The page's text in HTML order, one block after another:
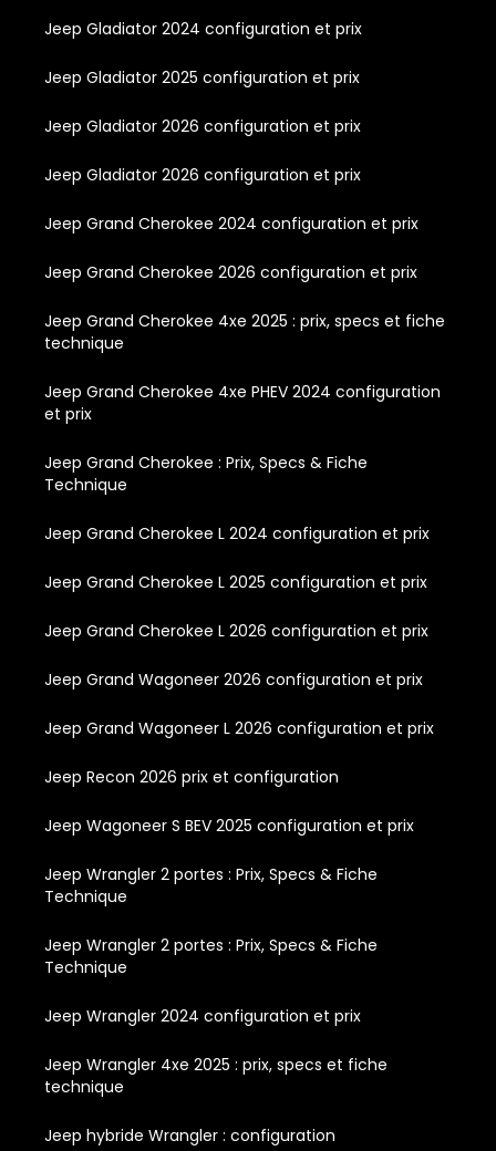
Jeep Gladiator 2024 configuration et prix
Jeep Gladiator 2025 configuration et prix
Jeep Gladiator 2026 configuration et prix
Jeep Gladiator 2026 configuration et prix
Jeep Grand Cherokee 2024 configuration et prix
Jeep Grand Cherokee 2026 configuration et prix
Jeep Grand Cherokee 4xe 2025 : prix, specs et fiche
technique
Jeep Grand Cherokee 4xe PHEV 2024 configuration
et prix
Jeep Grand Cherokee : Prix, Specs & Fiche
Technique
Jeep Grand Cherokee L 2024 configuration et prix
Jeep Grand Cherokee L 2025 configuration et prix
Jeep Grand Cherokee L 2026 configuration et prix
Jeep Grand Wagoneer 2026 configuration et prix
Jeep Grand Wagoneer L 2026 configuration et prix
Jeep Recon 2026 prix et configuration
Jeep Wagoneer S BEV 2025 configuration et prix
Jeep Wrangler 2 portes : Prix, Specs & Fiche
Technique
Jeep Wrangler 2 portes : Prix, Specs & Fiche
Technique
Jeep Wrangler 2024 configuration et prix
Jeep Wrangler 4xe 2025 : prix, specs et fiche
technique
Jeep hybride Wrangler : configuration